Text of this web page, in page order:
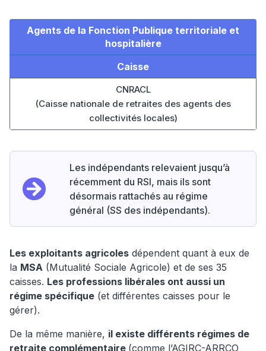
Agents de la Fonction Publique territoriale et
hospitalière
Caisse
CNRACL
(Caisse nationale de retraites des agents des
collectivités locales)
Les indépendants relevaient jusqu’à
récemment du RSI, mais ils sont
désormais rattachés au régime
général (SS des indépendants).
Les exploitants agricoles dépendent quant à eux de
la MSA (Mutualité Sociale Agricole) et de ses 35
caisses. Les professions libérales ont aussi un
régime spécifique (et différentes caisses pour le
gérer).
De la même manière, il existe différents régimes de
retraite complémentaire (comme l’AGIRC-ARRCO